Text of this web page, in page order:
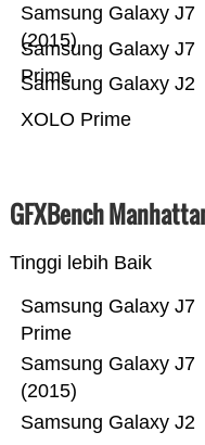
XOLO Prime
Samsung Galaxy J2
Samsung Galaxy J7
Prime
Samsung Galaxy J7
(2015)
GFXBench
Tinggi lebih Baik
Samsung Galaxy J2
Samsung Galaxy J7
(2015)
Samsung Galaxy J7
Prime